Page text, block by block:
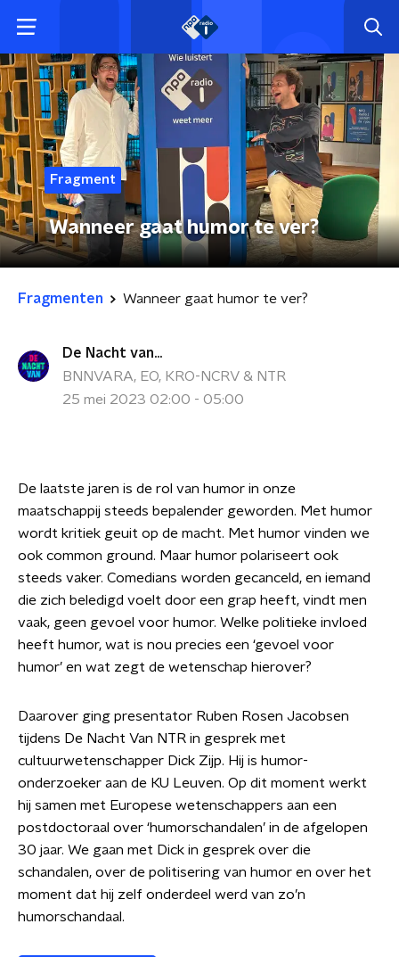
Fragment
Wanneer gaat humor te ver?
Fragmenten Wanneer gaat humor te ver?
De Nacht van...
BNNVARA, EO, KRO-NCRV & NTR
25 mei 2023 02:00 - 05:00
De laatste jaren is de rol van humor in onze
maatschappij steeds bepalender geworden. Met humor
wordt kritiek geuit op de macht. Met humor vinden we
ook common ground. Maar humor polariseert ook
steeds vaker. Comedians worden gecanceld, en iemand
die zich beledigd voelt door een grap heeft, vindt men
vaak, geen gevoel voor humor. Welke politieke invloed
heeft humor, wat is nou precies een ‘gevoel voor
humor’ en wat zegt de wetenschap hierover?
Daarover ging presentator Ruben Rosen Jacobsen
tijdens De Nacht Van NTR in gesprek met
cultuurwetenschapper Dick Zijp. Hij is humor-
onderzoeker aan de KU Leuven. Op dit moment werkt
hij samen met Europese wetenschappers aan een
postdoctoraal over ‘humorschandalen’ in de afgelopen
30 jaar. We gaan met Dick in gesprek over die
schandalen, over de politisering van humor en over het
moment dat hij zelf onderdeel werd van zo’n
humorschandaal.